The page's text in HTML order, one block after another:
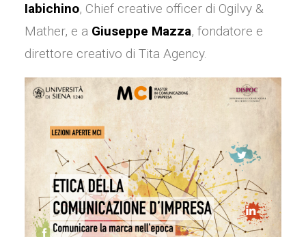
Iabichino, Chief creative officer di Ogilvy &
Mather, e a Giuseppe Mazza, fondatore e
direttore creativo di Tita Agency.